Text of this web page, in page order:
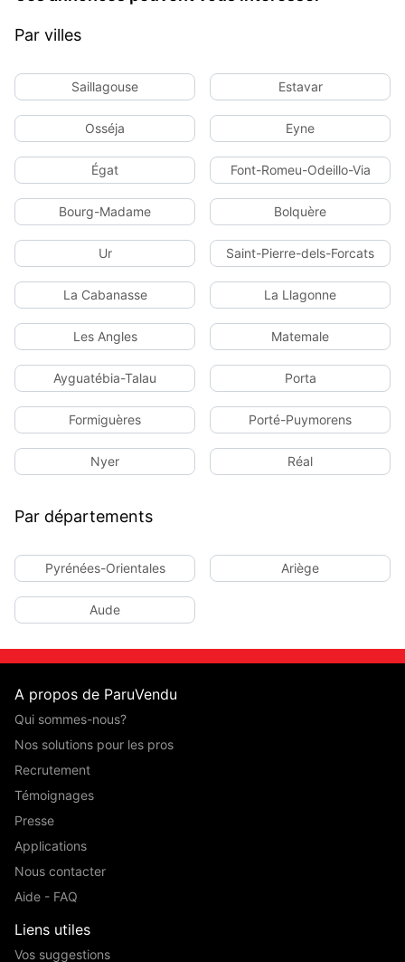
Par villes
Saillagouse Estavar
Osséja Eyne
Égat Font-Romeu-Odeillo-Via
Bourg-Madame Bolquère
Ur Saint-Pierre-dels-Forcats
La Cabanasse La Llagonne
Les Angles Matemale
Ayguatébia-Talau Porta
Formiguères Porté-Puymorens
Nyer Réal
Par départements
Pyrénées-Orientales Ariège
Aude
A propos de ParuVendu
Qui sommes-nous?
Nos solutions pour les pros
Recrutement
Témoignages
Presse
Applications
Nous contacter
Aide - FAQ
Liens utiles
Vos suggestions